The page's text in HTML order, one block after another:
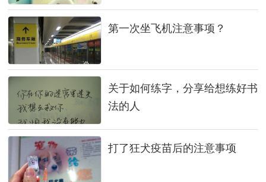
第一次坐飞机注意事项？
关于如何练字，分享给想练好书
法的人
打了狂犬疫苗后的注意事项